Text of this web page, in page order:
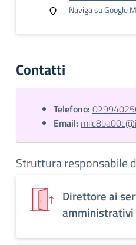
Naviga su Google
Contatti
Telefono:
Email:
Struttura responsabile
Direttore ai
amministrativi